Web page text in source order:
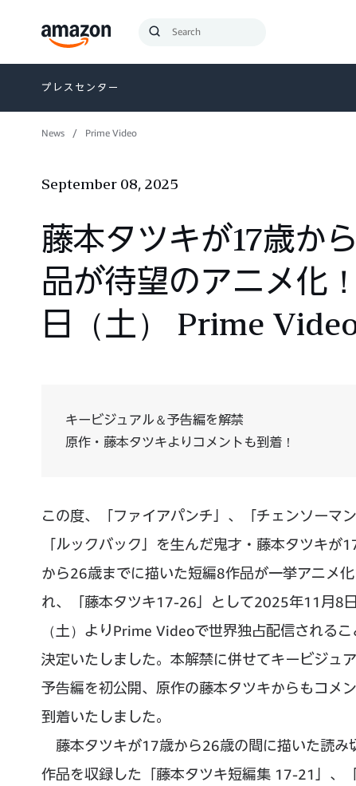
Submit
プレスセンター
News Prime Video
September 08, 2025
藤本タツキが17歳か
品が待望のアニメ化
日（土） Prime
キービジュアル＆予告編を解禁
原作・藤本タツキよりコメントも到着！
この度、「ファイアパンチ」、「チェンソーマン
「ルックバック」を生んだ鬼才・藤本タツキが
から26歳までに描いた短編8作品が一挙アニメ
れ、「藤本タツキ17-26」として2025年11月8日
（土）よりPrime Videoで世界独占配信されるこ
決定いたしました。本解禁に併せてキービジュ
予告編を初公開、原作の藤本タツキからもコメ
到着いたしました。
藤本タツキが17歳から26歳の間に描いた読み
作品を収録した「藤本タツキ短編集 17-21」、